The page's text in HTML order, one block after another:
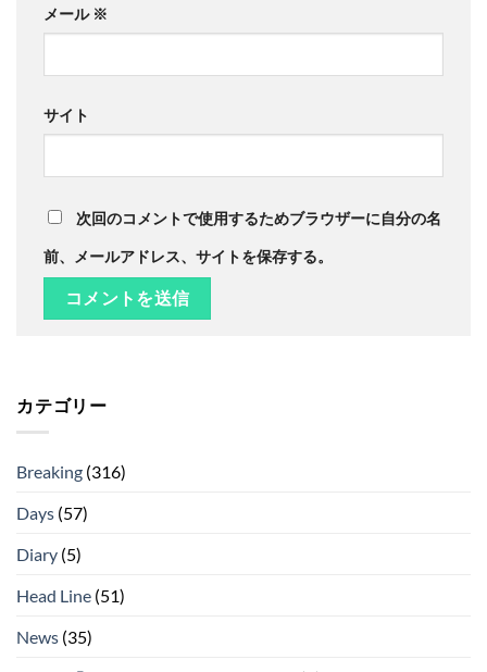
メール ※
サイト
次回のコメントで使用するためブラウザーに自分の名
前、メールアドレス、サイトを保存する。
カテゴリー
Breaking (316)
Days (57)
Diary (5)
Head Line (51)
News (35)